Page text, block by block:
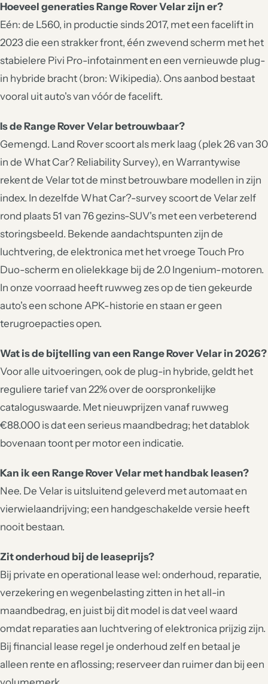
Hoeveel generaties Range Rover Velar zijn er?
Eén: de L560, in productie sinds 2017, met een facelift in
2023 die een strakker front, één zwevend scherm met het
stabielere Pivi Pro-infotainment en een vernieuwde plug-
in hybride bracht (bron: Wikipedia). Ons aanbod bestaat
vooral uit auto's van vóór de facelift.
Is de Range Rover Velar betrouwbaar?
Gemengd. Land Rover scoort als merk laag (plek 26 van 30
in de What Car? Reliability Survey), en Warrantywise
rekent de Velar tot de minst betrouwbare modellen in zijn
index. In dezelfde What Car?-survey scoort de Velar zelf
rond plaats 51 van 76 gezins-SUV's met een verbeterend
storingsbeeld. Bekende aandachtspunten zijn de
luchtvering, de elektronica met het vroege Touch Pro
Duo-scherm en olielekkage bij de 2.0 Ingenium-motoren.
In onze voorraad heeft ruwweg zes op de tien gekeurde
auto's een schone APK-historie en staan er geen
terugroepacties open.
Wat is de bijtelling van een Range Rover Velar in 2026?
Voor alle uitvoeringen, ook de plug-in hybride, geldt het
reguliere tarief van 22% over de oorspronkelijke
cataloguswaarde. Met nieuwprijzen vanaf ruwweg
€88.000 is dat een serieus maandbedrag; het datablok
bovenaan toont per motor een indicatie.
Kan ik een Range Rover Velar met handbak leasen?
Nee. De Velar is uitsluitend geleverd met automaat en
vierwielaandrijving; een handgeschakelde versie heeft
nooit bestaan.
Zit onderhoud bij de leaseprijs?
Bij private en operational lease wel: onderhoud, reparatie,
verzekering en wegenbelasting zitten in het all-in
maandbedrag, en juist bij dit model is dat veel waard
omdat reparaties aan luchtvering of elektronica prijzig zijn.
Bij financial lease regel je onderhoud zelf en betaal je
alleen rente en aflossing; reserveer dan ruimer dan bij een